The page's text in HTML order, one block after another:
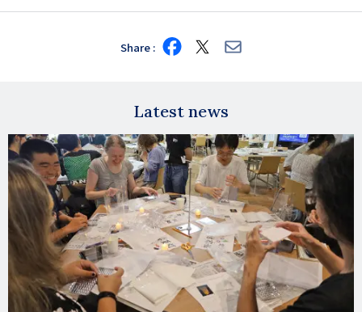
Share Share
on
Share
on
Share
via
Latest news